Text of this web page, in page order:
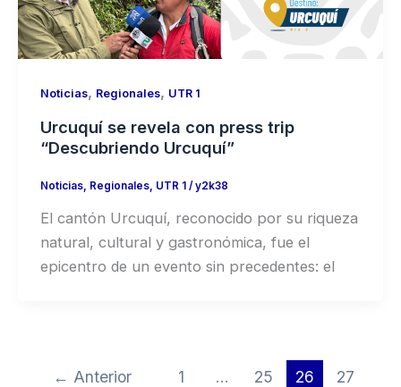
Noticias, Regionales, UTR 1
Urcuquí se revela con press trip
“Descubriendo Urcuquí”
Noticias, Regionales, UTR 1 / y2k38
El cantón Urcuquí, reconocido por su riqueza
natural, cultural y gastronómica, fue el
epicentro de un evento sin precedentes: el
← Anterior 1 … 25 26
27